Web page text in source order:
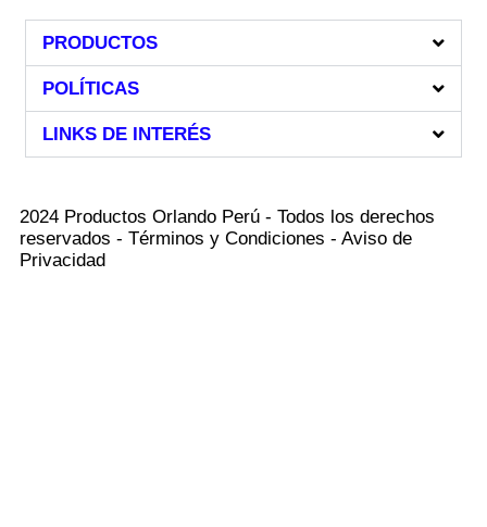
PRODUCTOS
POLÍTICAS
LINKS DE INTERÉS
2024 Productos Orlando Perú - Todos los derechos
reservados - Términos y Condiciones - Aviso de
Privacidad